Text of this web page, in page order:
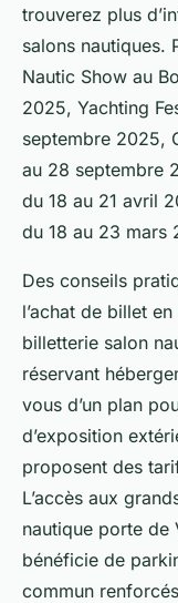
trouverez plus
salons nautiques.
Nautic Show au
2025, Yachting
septembre 2025,
au 28 septembre
du 18 au 21 avril
du 18 au 23 mars
Des conseils
l’achat de billet
billetterie salon
réservant
vous d’un plan
d’exposition
proposent des
L’accès aux
nautique porte de
bénéficie de
commun